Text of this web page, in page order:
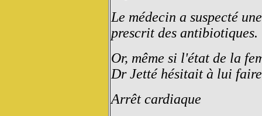
Le médecin a suspecté
prescrit des antibiotiques.
Or, même si l'état de la
Dr Jetté hésitait à lui
Arrêt cardiaque